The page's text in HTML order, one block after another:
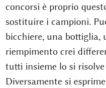
concorsi è proprio
sostituire i campioni.
bicchiere, una bottiglia,
riempimento crei
tutti insieme lo si
Diversamente si